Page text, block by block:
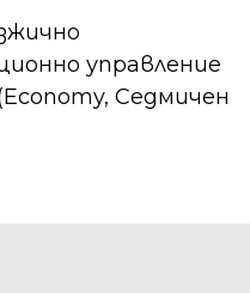
управление
Седмичен